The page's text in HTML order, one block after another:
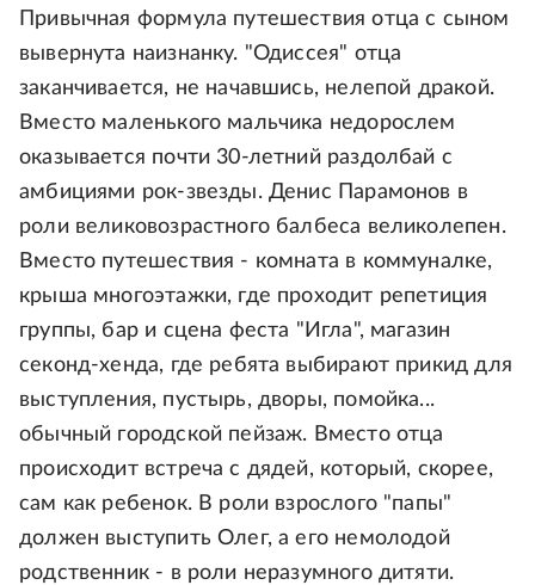
Привычная формула путешествия отца с сыном
вывернута наизнанку. "Одиссея" отца
заканчивается, не начавшись, нелепой дракой.
Вместо маленького мальчика недорослем
оказывается почти 30-летний раздолбай с
амбициями рок-звезды. Денис Парамонов в
роли великовозрастного балбеса великолепен.
Вместо путешествия - комната в коммуналке,
крыша многоэтажки, где проходит репетиция
группы, бар и сцена феста "Игла", магазин
секонд-хенда, где ребята выбирают прикид для
выступления, пустырь, дворы, помойка...
обычный городской пейзаж. Вместо отца
происходит встреча с дядей, который, скорее,
сам как ребенок. В роли взрослого "папы"
должен выступить Олег, а его немолодой
родственник - в роли неразумного дитяти.